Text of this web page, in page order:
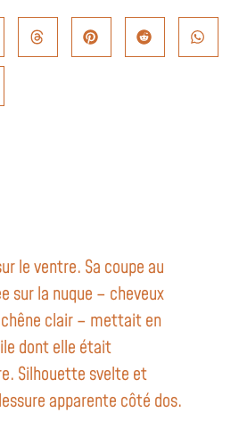
le ventre. Sa coupe au
sur la nuque – cheveux
clair – mettait en
dont elle était
Silhouette svelte et
apparente côté dos.